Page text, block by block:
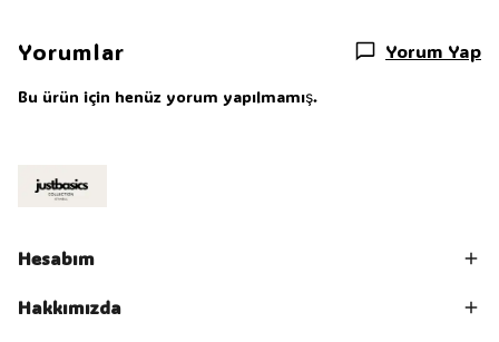
Yorumlar Yorum Yap
Bu ürün için henüz yorum yapılmamış.
Hesabım
Hakkımızda